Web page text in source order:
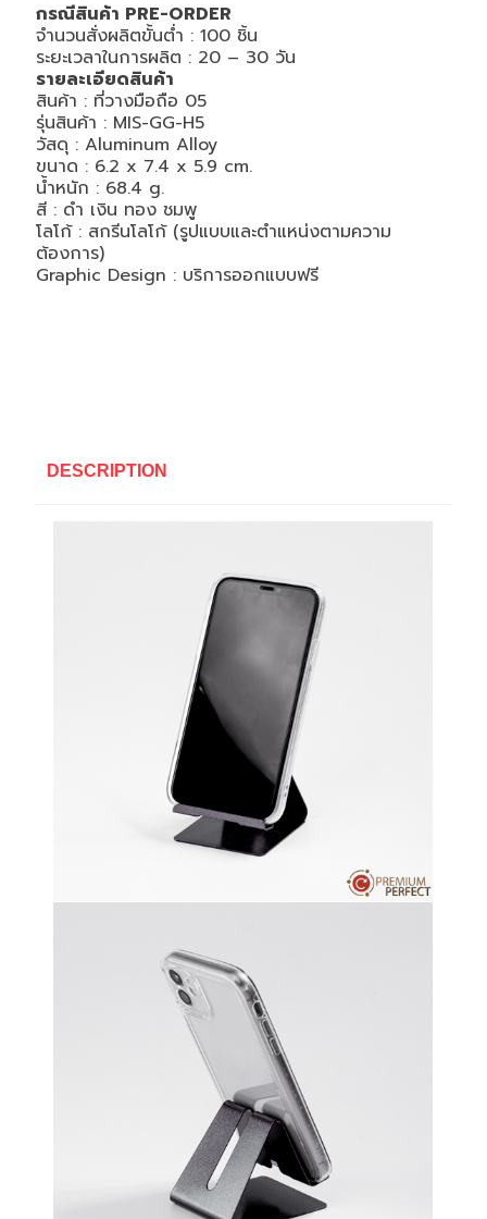
กรณีสินค้า PRE-ORDER
จำนวนสั่งผลิตขั้นต่ำ : 100 ชิ้น
ระยะเวลาในการผลิต : 20 – 30 วัน
รายละเอียดสินค้า
สินค้า : ที่วางมือถือ 05
รุ่นสินค้า : MIS-GG-H5
วัสดุ : Aluminum Alloy
ขนาด : 6.2 x 7.4 x 5.9 cm.
น้ำหนัก : 68.4 g.
สี : ดำ เงิน ทอง ชมพู
โลโก้ : สกรีนโลโก้ (รูปแบบและตำแหน่งตามความ
ต้องการ)
Graphic Design : บริการออกแบบฟรี
DESCRIPTION